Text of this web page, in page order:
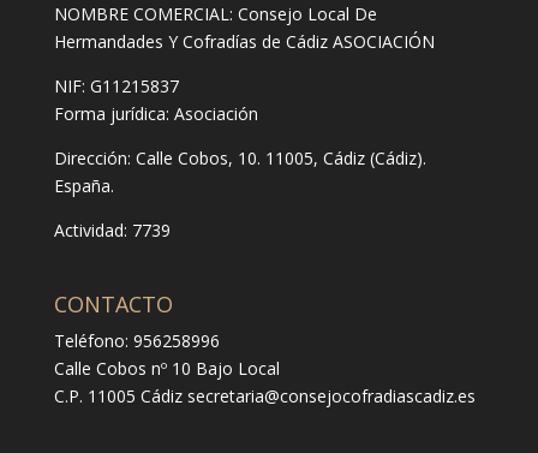
NOMBRE COMERCIAL: Consejo Local De
Hermandades Y Cofradías de Cádiz ASOCIACIÓN
NIF: G11215837
Forma jurídica: Asociación
Dirección: Calle Cobos, 10. 11005, Cádiz (Cádiz).
España.
Actividad: 7739
CONTACTO
Teléfono: 956258996
Calle Cobos nº 10 Bajo Local
C.P. 11005 Cádiz secretaria@consejocofradiascadiz.es